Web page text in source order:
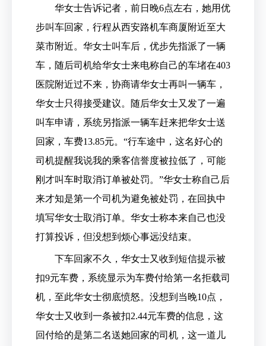
华女士告诉记者，前日晚6点左右，她用优
步叫车回家，行程从西安路机车商厦附近至大
菜市附近。华女士叫车后，优步先指派了一辆
车，随后司机给华女士来电称自己的车堵在403
医院附近过不来，协商请华女士再叫一辆车，
华女士只得接受建议。随后华女士又发了一遍
叫车申请，系统另指派一辆车赶来把华女士送
回家，车费13.85元。“行车途中，这名好心的
司机提醒我说我的乘客信誉度被拉低了，可能
刚才叫车时取消订单被处罚。”华女士称自己后
来才知是第一个司机为避免被处罚，在回执中
填写华女士取消订单。华女士称本来自己也没
打算投诉，但没想到烦心事远没结束。
下车回家不久，华女士又收到短信提示被
扣9元车费，系统显示为车费付给第一名拒载司
机，至此华女士彻底愤怒。没想到当晚10点，
华女士又收到一条被扣2.44元车费的信息，这
回付给的是第二名送她回家的司机，这一道儿